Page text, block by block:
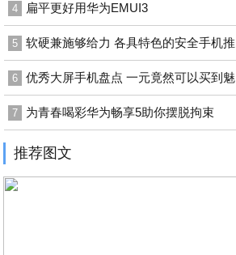
4 扁平更好用华为EMUI3
5 软硬兼施够给力 各具特色的安全手机推
6 优秀大屏手机盘点 一元竟然可以买到魅
7 为青春喝彩华为畅享5助你摆脱拘束
推荐图文